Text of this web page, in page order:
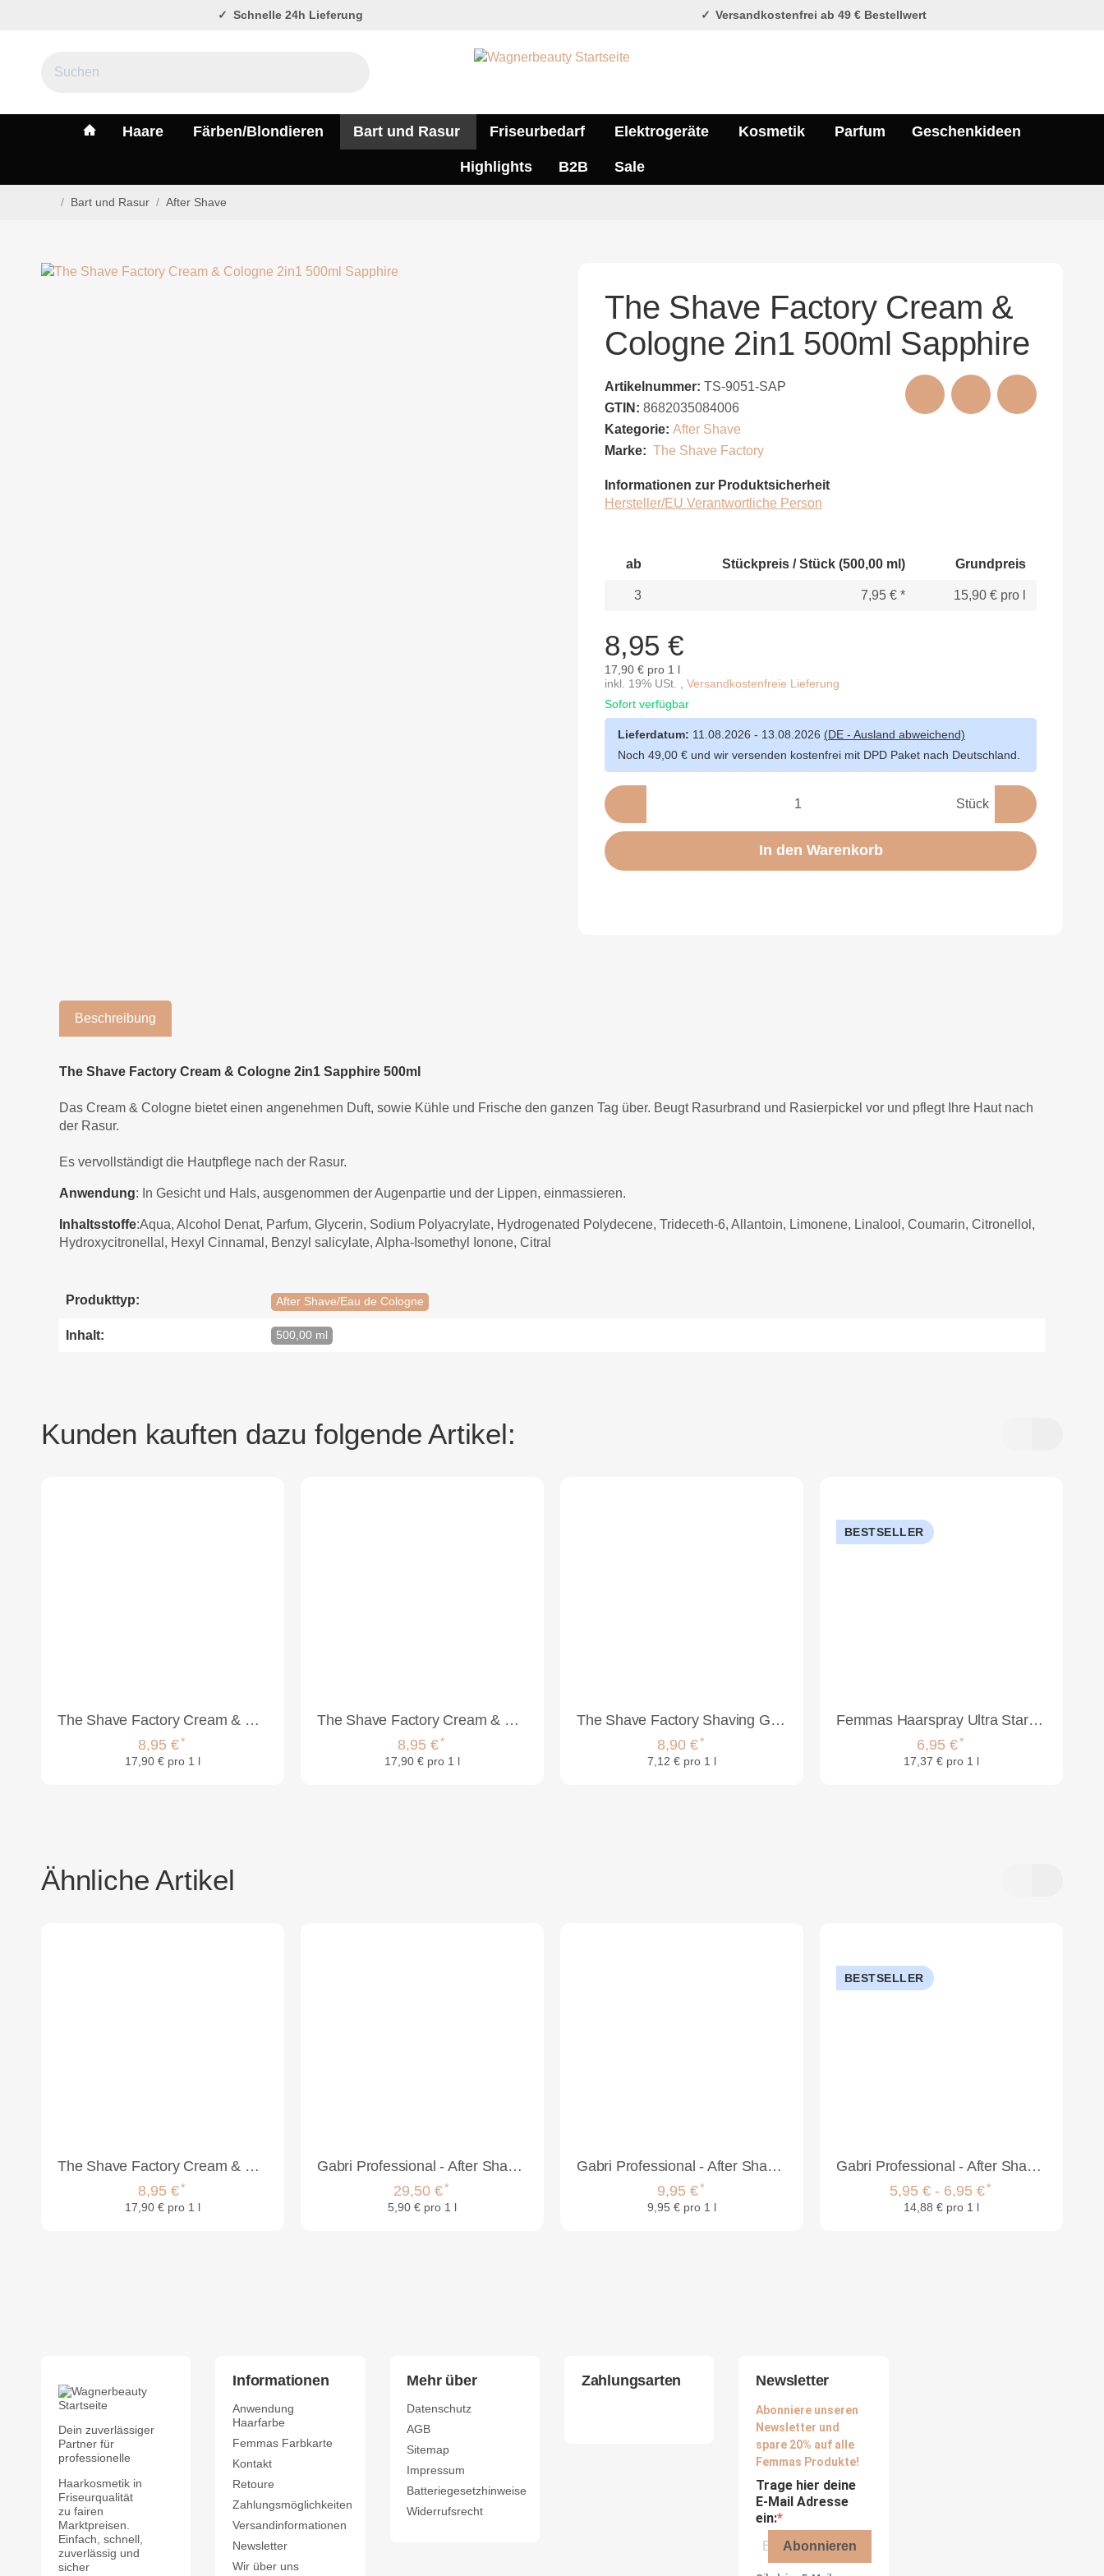
Schnelle 24h Lieferung Versandkostenfrei ab 49 € Bestellwert
#custom.linkHome#
Haare Färben/Blondieren Bart und Rasur Friseurbedarf Elektrogeräte Kosmetik Parfum Geschenkideen
Highlights B2B Sale
/ Bart und Rasur / After Shave
The Shave Factory Cream &
Cologne 2in1 500ml Sapphire
Artikelnummer: TS-9051-SAP
GTIN: 8682035084006
Kategorie: After Shave
Marke: The Shave Factory
Informationen zur Produktsicherheit
Hersteller/EU Verantwortliche Person
ab Stückpreis / Stück (500,00 ml) Grundpreis
3 7,95 €* 15,90 € pro l
8,95 €
17,90 € pro 1 l
inkl. 19% USt. , Versandkostenfreie Lieferung
Sofort verfügbar
Lieferdatum: 11.08.2026 - 13.08.2026 (DE - Ausland abweichend)
Noch 49,00 € und wir versenden kostenfrei mit DPD Paket nach Deutschland.
Stück
In den Warenkorb
Beschreibung
The Shave Factory Cream & Cologne 2in1 Sapphire 500ml
Das Cream & Cologne bietet einen angenehmen Duft, sowie Kühle und Frische den ganzen Tag über. Beugt Rasurbrand und Rasierpickel vor und pflegt Ihre Haut nach
der Rasur.
Es vervollständigt die Hautpflege nach der Rasur.
Anwendung: In Gesicht und Hals, ausgenommen der Augenpartie und der Lippen, einmassieren.
Inhaltsstoffe:Aqua, Alcohol Denat, Parfum, Glycerin, Sodium Polyacrylate, Hydrogenated Polydecene, Trideceth-6, Allantoin, Limonene, Linalool, Coumarin, Citronellol,
Hydroxycitronellal, Hexyl Cinnamal, Benzyl salicylate, Alpha-Isomethyl Ionone, Citral
Produkttyp: After Shave/Eau de Cologne
Inhalt: 500,00 ml
Kunden kauften dazu folgende Artikel:
The Shave Factory Cream & Cologne 2in1 500ml Ruby
8,95 €*
17,90 € pro 1 l
The Shave Factory Cream & Cologne 2in1 500ml Golden
8,95 €*
17,90 € pro 1 l
The Shave Factory Shaving Gel Sapphire 1250ml
8,90 €*
7,12 € pro 1 l
BESTSELLER
Femmas Haarspray Ultra Stark 400ml
6,95 €*
17,37 € pro 1 l
Ähnliche Artikel
The Shave Factory Cream & Cologne 2in1 500ml Golden
8,95 €*
17,90 € pro 1 l
Gabri Professional - After Shave Cologne Lemon 5L
29,50 €*
5,90 € pro 1 l
Gabri Professional - After Shave Cologne Lemon 1000ml
9,95 €*
9,95 € pro 1 l
BESTSELLER
Gabri Professional - After Shave Cream Cologne 400ml
5,95 € - 6,95 €*
14,88 € pro 1 l
Dein zuverlässiger
Partner für
professionelle
Haarkosmetik in
Friseurqualität
zu fairen
Marktpreisen.
Einfach, schnell,
zuverlässig und
sicher
Informationen
Anwendung
Haarfarbe
Femmas Farbkarte
Kontakt
Retoure
Zahlungsmöglichkeiten
Versandinformationen
Newsletter
Wir über uns
Mehr über
Datenschutz
AGB
Sitemap
Impressum
Batteriegesetzhinweise
Widerrufsrecht
Zahlungsarten Newsletter
Abonniere unseren
Newsletter und
spare 20% auf alle
Femmas Produkte!
Trage hier deine
E-Mail Adresse
ein:
Abonnieren